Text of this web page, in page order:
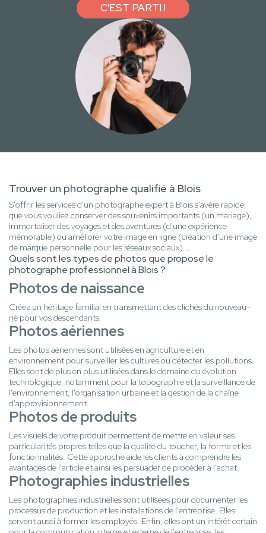
C'EST PARTI !
Trouver un photographe qualifié à Blois
S'offrir les services d'un photographe expert à Blois s'avère rapide,
que vous vouliez conserver des souvenirs importants (un mariage),
immortaliser des voyages et des aventures (d'une expérience
mémorable) ou améliorer votre image en ligne (création d'une image
de marque personnelle pour les réseaux sociaux)...
Quels sont les types de photos que propose le
photographe professionnel à Blois ?
Photos de naissance
Créez un héritage familial en transmettant des clichés du nouveau-
né pour vos descendants.
Photos aériennes
Les photos aériennes sont utilisées en agriculture et en
environnement pour surveiller les cultures ou détecter les pollutions.
Elles sont de plus en plus utilisées dans le domaine du évolution
technologique, notamment pour la topographie et la surveillance de
l'environnement, l'organisation urbaine et la gestion de la chaîne
d'approvisionnement.
Photos de produits
Les visuels de votre produit permettent de mettre en valeur ses
particularités propres telles que la qualité du toucher, la forme et les
fonctionnalités. Cette approche aide les clients à comprendre les
avantages de l'article et ainsi les persuader de procéder à l'achat.
Photographies industrielles
Les photographies industrielles sont utilisées pour documenter les
processus de production et les installations de l'entreprise. Elles
servent aussi à former les employés. Enfin, elles ont un intérêt certain